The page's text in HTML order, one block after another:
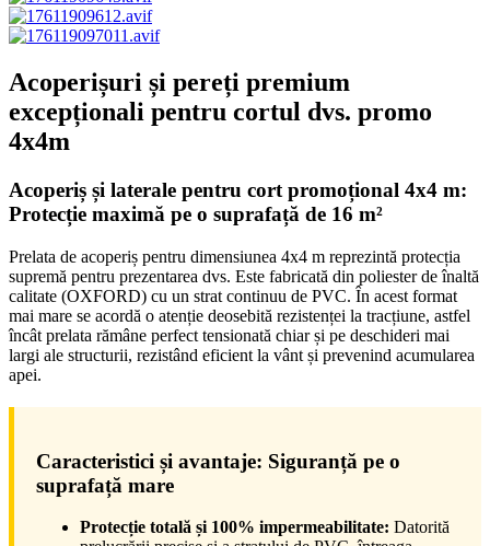
Acoperișuri și pereți premium
excepționali pentru cortul dvs. promo
4x4m
Acoperiș și laterale pentru cort promoțional 4x4 m:
Protecție maximă pe o suprafață de 16 m²
Prelata de acoperiș pentru dimensiunea 4x4 m reprezintă protecția
supremă pentru prezentarea dvs. Este fabricată din poliester de înaltă
calitate (OXFORD) cu un strat continuu de PVC. În acest format
mai mare se acordă o atenție deosebită rezistenței la tracțiune, astfel
încât prelata rămâne perfect tensionată chiar și pe deschideri mai
largi ale structurii, rezistând eficient la vânt și prevenind acumularea
apei.
Caracteristici și avantaje: Siguranță pe o
suprafață mare
Protecție totală și 100% impermeabilitate: Datorită